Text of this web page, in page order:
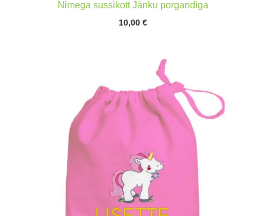
Nimega sussikott Jänku porgandiga
10,00 €